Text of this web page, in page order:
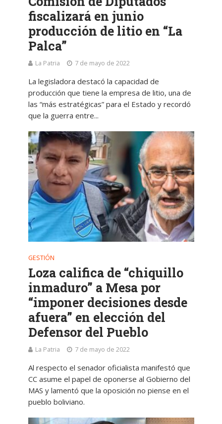
fiscalizará en junio
producción de litio en “La
Palca”
La Patria 7 de mayo de 2022
La legisladora destacó la capacidad de
producción que tiene la empresa de litio, una de
las “más estratégicas” para el Estado y recordó
que la guerra entre...
GESTIÓN
Loza califica de “chiquillo
inmaduro” a Mesa por
“imponer decisiones desde
afuera” en elección del
Defensor del Pueblo
La Patria 7 de mayo de 2022
Al respecto el senador oficialista manifestó que
CC asume el papel de oponerse al Gobierno del
MAS y lamentó que la oposición no piense en el
pueblo boliviano.